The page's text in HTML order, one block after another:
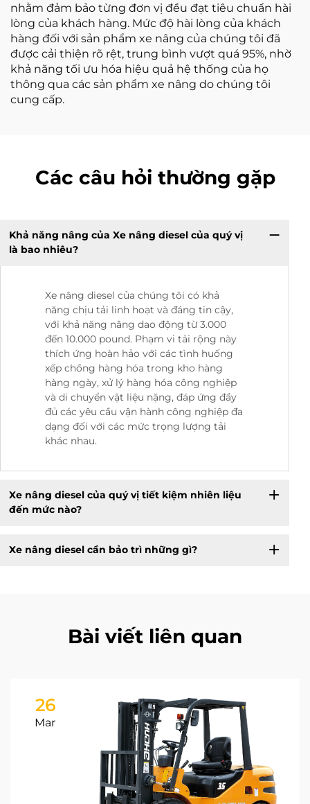
nhằm đảm bảo từng đơn vị đều đạt tiêu chuẩn hài
lòng của khách hàng. Mức độ hài lòng của khách
hàng đối với sản phẩm xe nâng của chúng tôi đã
được cải thiện rõ rệt, trung bình vượt quá 95%, nhờ
khả năng tối ưu hóa hiệu quả hệ thống của họ
thông qua các sản phẩm xe nâng do chúng tôi
cung cấp.
Các câu hỏi thường gặp
Khả năng nâng của Xe nâng diesel của quý vị
là bao nhiêu?
Xe nâng diesel của chúng tôi có khả
năng chịu tải linh hoạt và đáng tin cậy,
với khả năng nâng dao động từ 3.000
đến 10.000 pound. Phạm vi tải rộng này
thích ứng hoàn hảo với các tình huống
xếp chồng hàng hóa trong kho hàng
hàng ngày, xử lý hàng hóa công nghiệp
và di chuyển vật liệu nặng, đáp ứng đầy
đủ các yêu cầu vận hành công nghiệp đa
dạng đối với các mức trọng lượng tải
khác nhau.
Xe nâng diesel của quý vị tiết kiệm nhiên liệu
đến mức nào?
Xe nâng diesel cần bảo trì những gì?
Bài viết liên quan
26
Mar